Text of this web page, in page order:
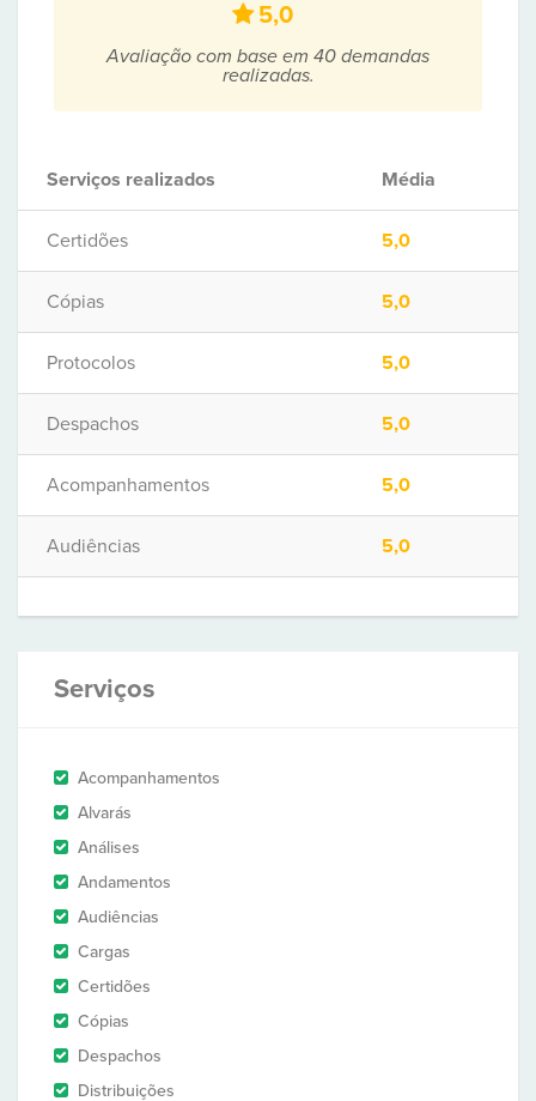
5,0
Avaliação com base em 40 demandas
realizadas.
Serviços realizados Média
Certidões 5,0
Cópias 5,0
Protocolos 5,0
Despachos 5,0
Acompanhamentos 5,0
Audiências 5,0
Serviços
Acompanhamentos
Alvarás
Análises
Andamentos
Audiências
Cargas
Certidões
Cópias
Despachos
Distribuições